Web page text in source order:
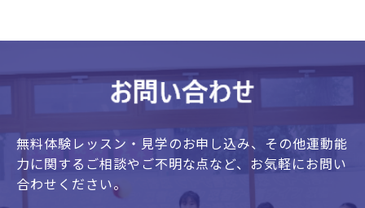
無料体験レッスン・見学のお申し込み、 その他運動能
力に関するご相談やご不明な点など、 お気軽にお問い
合わせください。